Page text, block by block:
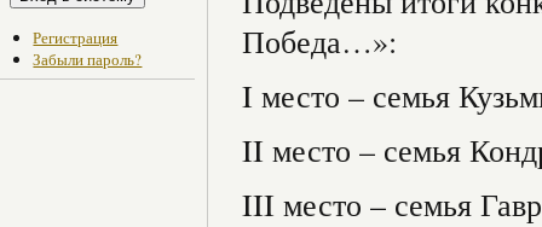
Регистрация
Забыли пароль?
Победа…»:
I место – семья
II место – семья
III место – семья